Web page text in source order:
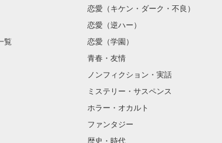
覧
恋愛（キケン・ダーク・不良）
恋愛（逆ハー）
恋愛（学園）
青春・友情
ノンフィクション・実話
ミステリー・サスペンス
ホラー・オカルト
ファンタジー
歴史・時代